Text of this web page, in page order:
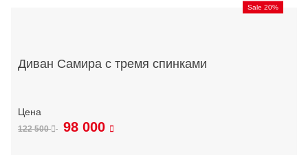
Sale 20%
Диван Самира с тремя спинками
122 500 98 000